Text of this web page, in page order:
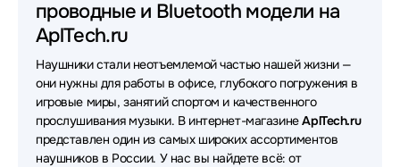
Наушники Oklick Наушники MONSTER
Наушники Sven
Наушники Apple Наушники Asus
Наушники Sennheiser Наушники FiiO
Наушники Samsung Наушники Bloody
проводные и Bluetooth модели на
AplTech.ru
Наушники стали неотъемлемой частью нашей жизни —
они нужны для работы в офисе, глубокого погружения в
игровые миры, занятий спортом и качественного
прослушивания музыки. В интернет-магазинеAplTech.ru
представлен один из самых широких ассортиментов
наушников в России. У нас вы найдете всё: от